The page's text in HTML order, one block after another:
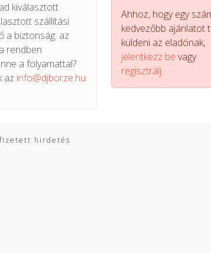
kiválasztott
szállítási
a biztonság: az
rendben
a folyamattal?
az info@djborze.hu
Ahhoz, hogy egy
kedvezőbb ajánlatot
küldeni az eladónak,
jelentkezz be vagy
regisztrálj.
hirdetés